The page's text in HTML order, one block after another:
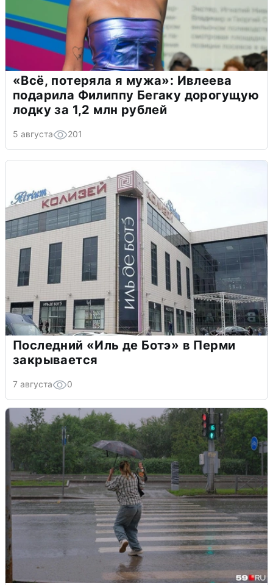
«Всё, потеряла я мужа»: Ивлеева
подарила Филиппу Бегаку дорогущую
лодку за 1,2 млн рублей
5 августа 201
Последний «Иль де Ботэ» в Перми
закрывается
7 августа 0